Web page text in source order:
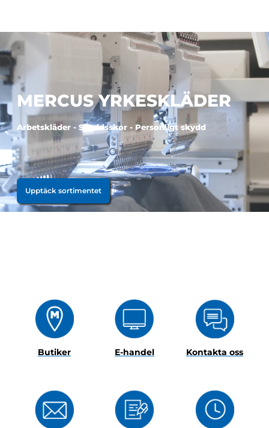
MERCUS YRKESKLÄDER
Arbetskläder - Skyddsskor - Personligt skydd
Upptäck sortimentet
Butiker E-handel Kontakta oss